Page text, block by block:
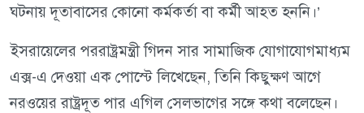
ঘটনায় দূতাবাসের কোনো কর্মকর্তা বা কর্মী আহত হননি।’
ইসরায়েলের পররাষ্ট্রমন্ত্রী গিদন সার সামাজিক যোগাযোগমাধ্যম
এক্স-এ দেওয়া এক পোস্টে লিখেছেন, তিনি কিছুক্ষণ আগে
নরওয়ের রাষ্ট্রদূত পার এগিল সেলভাগের সঙ্গে কথা বলেছেন।